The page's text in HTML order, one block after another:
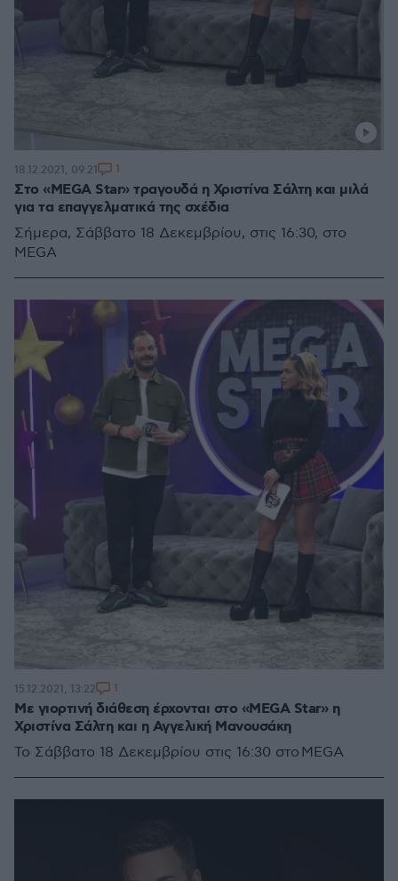
Στο «MEGA Star» τραγουδά η Χριστίνα Σάλτη και μιλά
για τα επαγγελματικά της σχέδια
Σήμερα, Σάββατο 18 Δεκεμβρίου, στις 16:30, στο
MEGA
18.12.2021, 09:21 1
Mε γιορτινή διάθεση έρχονται στο «MEGA Star» η
Χριστίνα Σάλτη και η Αγγελική Μανουσάκη
Το Σάββατο 18 Δεκεμβρίου στις 16:30 στο MEGA
15.12.2021, 13:22 1